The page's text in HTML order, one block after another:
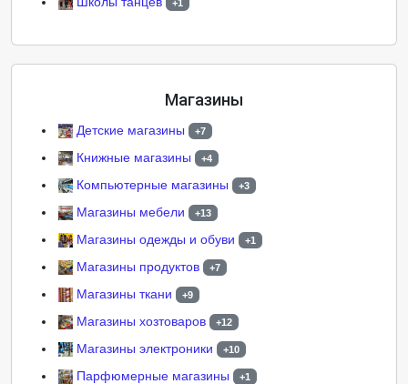
+1
Магазины
Детские магазины +7
Книжные магазины +4
Компьютерные магазины +3
Магазины мебели +13
Магазины одежды и обуви +1
Магазины продуктов +7
Магазины ткани +9
Магазины хозтоваров +12
Магазины электроники +10
Парфюмерные магазины +1